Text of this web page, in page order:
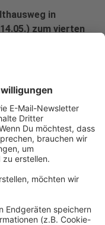
in
zum vierten
Ordnungsamt
Polizei und
Menge Unrat